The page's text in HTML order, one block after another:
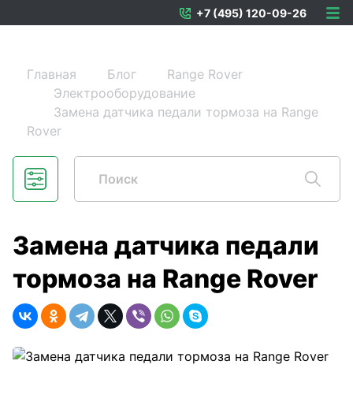
+7 (495) 120-09-26
Главная Блог
Range Rover
Электрооборудование
Замена датчика педали тормоза на Range
Rover